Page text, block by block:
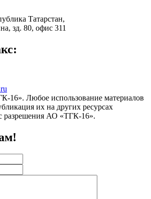
Татарстан,
зд. 80, офис 311
16». Любое использование материалов
их на других ресурсах
с разрешения АО «ТГК-16».